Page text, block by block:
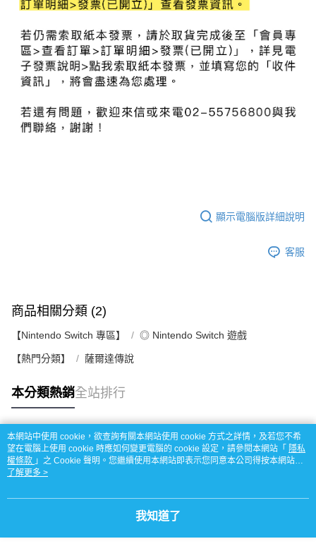
顯示電腦版詳細說明
客服
商品相關分類 (2)
【Nintendo Switch 專區】 ◎ Nintendo Switch 遊戲
【熱門分類】 薩爾達傳說
本分類熱銷全站排行
熱門標籤
本網站中使用 cookie，欲查詢有關本網站使用 cookie 方式之詳情，及若您不希
望在電腦上使用 cookie 時應如何變更電腦的 cookie 設定，請參閱本網站「 隱私
權條款 」之 Cookie 聲明。您繼續使用本網站即表示您同意本公司得按本網站使
用條款之 Cookie 聲明使用 cookie。
了解更多 >
我知道了